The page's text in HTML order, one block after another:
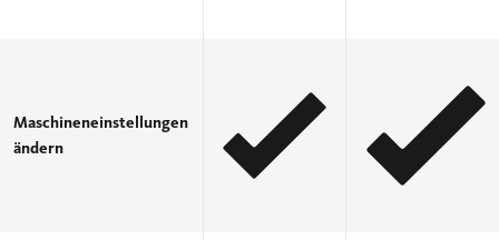
Maschineneinstellungen
ändern